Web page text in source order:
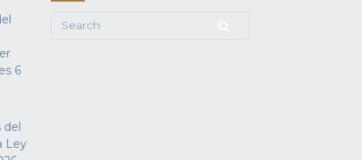
6
del
Ley
Search